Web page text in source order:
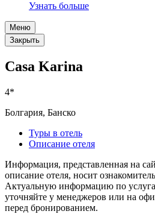
Узнать больше
Меню
Закрыть
Casa Karina
4*
Болгария, Банско
Туры в отель
Описание отеля
Информация, представленная на
описание отеля, носит
Актуальную информацию по
уточняйте у менеджеров или на
перед бронированием.